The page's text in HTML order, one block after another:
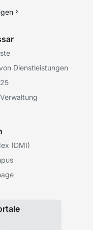
Dienstleistungen
(DMI)